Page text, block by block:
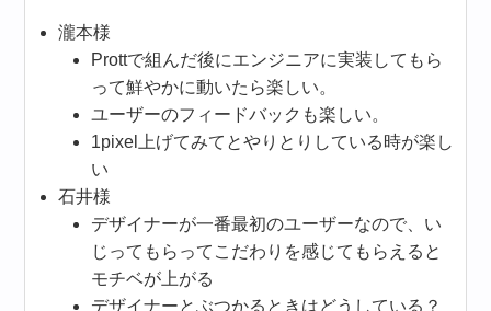
瀧本様
Prottで組んだ後にエンジニアに実装してもら
って鮮やかに動いたら楽しい。
ユーザーのフィードバックも楽しい。
1pixel上げてみてとやりとりしている時が楽し
い
石井様
デザイナーが一番最初のユーザーなので、い
じってもらってこだわりを感じてもらえると
モチベが上がる
デザイナーとぶつかるときはどうしている？